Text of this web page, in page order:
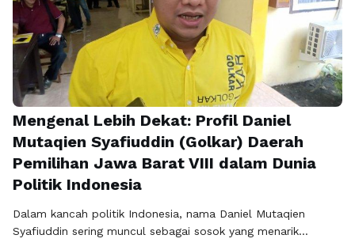
Mengenal Lebih Dekat: Profil Daniel
Mutaqien Syafiuddin (Golkar) Daerah
Pemilihan Jawa Barat VIII dalam Dunia
Politik Indonesia
Dalam kancah politik Indonesia, nama Daniel Mutaqien
Syafiuddin sering muncul sebagai sosok yang menarik